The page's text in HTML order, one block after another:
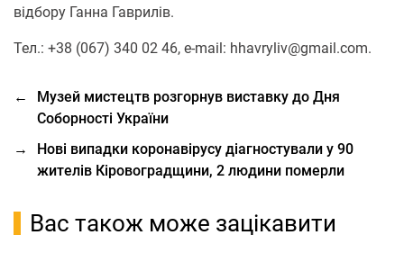
відбору Ганна Гаврилів.
Тел.: +38 (067) 340 02 46, e-mail: hhavryliv@gmail.com.
←
Музей мистецтв розгорнув виставку до Дня
Соборності України
→
Нові випадки коронавірусу діагностували у 90
жителів Кіровоградщини, 2 людини померли
Вас також може зацікавити